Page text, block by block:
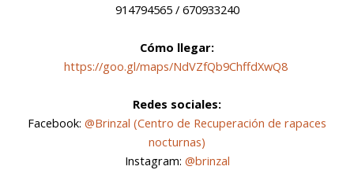
914794565 / 670933240
Cómo llegar:
https://goo.gl/maps/NdVZfQb9ChffdXwQ8
Redes sociales:
Facebook: @Brinzal (Centro de Recuperación de rapaces
nocturnas)
Instagram: @brinzal